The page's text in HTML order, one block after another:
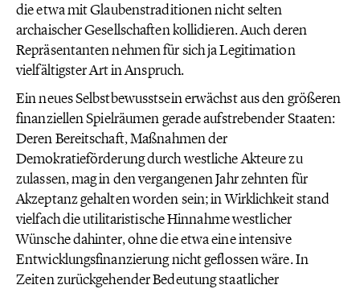
die etwa mit Glaubenstraditionen nicht selten
archaischer Gesellschaften kollidieren. Auch deren
Repräsentanten nehmen für sich ja Legitimation
vielfältigster Art in Anspruch.
Ein neues Selbstbewusstsein erwächst aus den größeren
finanziellen Spielräumen gerade aufstrebender Staaten:
Deren Bereitschaft, Maßnahmen der
Demokratieförderung durch westliche Akteure zu
zulassen, mag in den vergangenen Jahr zehnten für
Akzeptanz gehalten worden sein; in Wirklichkeit stand
vielfach die utilitaristische Hinnahme westlicher
Wünsche dahinter, ohne die etwa eine intensive
Entwicklungsfinanzierung nicht geflossen wäre. In
Zeiten zurückgehender Bedeutung staatlicher